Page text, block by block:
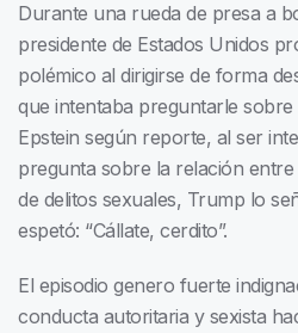
Durante una rueda de presa a
presidente de Estados Unidos
polémico al dirigirse de forma
que intentaba preguntarle
Epstein según reporte, al ser
pregunta sobre la relación
de delitos sexuales, Trump lo
espetó: “Cállate, cerdito”.
El episodio genero fuerte
conducta autoritaria y sexista